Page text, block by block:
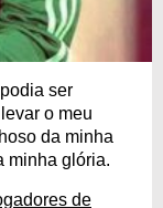
ser
o meu
da minha
minha glória.
de